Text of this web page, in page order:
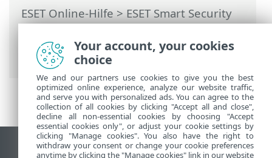
ESET Online-Hilfe>ESET Smart Security
Premium>Arbeiten mit ESET Smart
Security Premium>Tools > Sample für
die Analyse auswählen
Desktop-Site anzeigen
Your account, your cookies
choice
We and our partners use cookies to give you the best
optimized online experience, analyze our website traffic,
and serve you with personalized ads. You can agree to the
collection of all cookies by clicking "Accept all and close",
decline all non-essential cookies by choosing "Accept
essential cookies only", or adjust your cookie settings by
clicking "Manage cookies". You also have the right to
withdraw your consent or change your cookie preferences
anytime by clicking the "Manage cookies" link in our website